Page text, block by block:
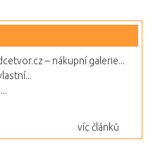
– nákupní galerie...
víc článků